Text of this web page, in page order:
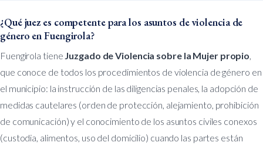
¿Qué juez es competente para los asuntos de violencia de
género en Fuengirola?
Fuengirola tiene Juzgado de Violencia sobre la Mujer propio,
que conoce de todos los procedimientos de violencia de género en
el municipio: la instrucción de las diligencias penales, la adopción de
medidas cautelares (orden de protección, alejamiento, prohibición
de comunicación) y el conocimiento de los asuntos civiles conexos
(custodia, alimentos, uso del domicilio) cuando las partes están